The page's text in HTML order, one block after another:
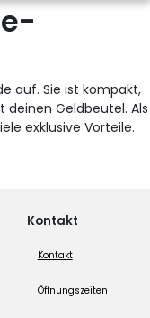
auf. Sie ist kompakt,
Geldbeutel. Als
exklusive Vorteile.
Kontakt
Kontakt
Öffnungszeiten